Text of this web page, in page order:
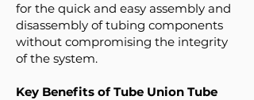
for the quick and easy assembly and
disassembly of tubing components
without compromising the integrity
of the system.
Key Benefits of Tube Union Tube